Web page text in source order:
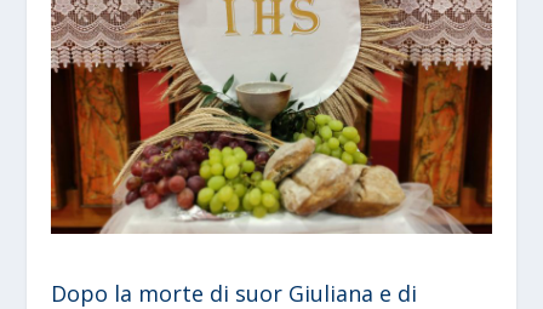
Dopo la morte di suor Giuliana e di